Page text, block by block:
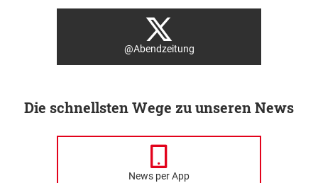
@Abendzeitung
Die schnellsten Wege zu unseren News
News per App